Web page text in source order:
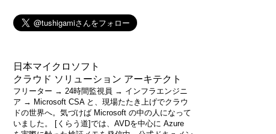
日本マイクロソフト
クラウド ソリューション アーキテクト
フリーター → 24時間監視員 → インフラエンジニ
ア → Microsoft CSA と、現場たたき上げでクラウ
ドの世界へ。気づけば Microsoft の中の人になって
いました。 [くらう道]では、AVDを中心に Azure